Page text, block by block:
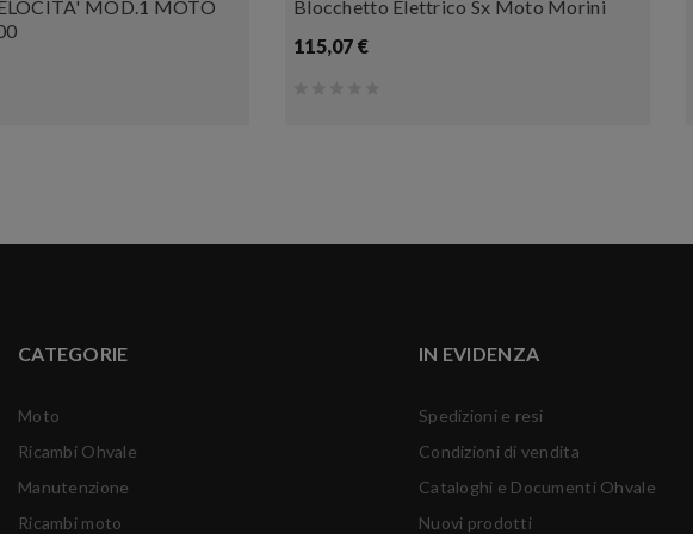
MOD.1 MOTO
Blocchetto Elettrico Sx Moto Morini
115,07 €
CATEGORIE
Moto
Ricambi Ohvale
Manutenzione
Ricambi moto
IN EVIDENZA
Spedizioni e resi
Condizioni di vendita
Cataloghi e Documenti Ohvale
Nuovi prodotti